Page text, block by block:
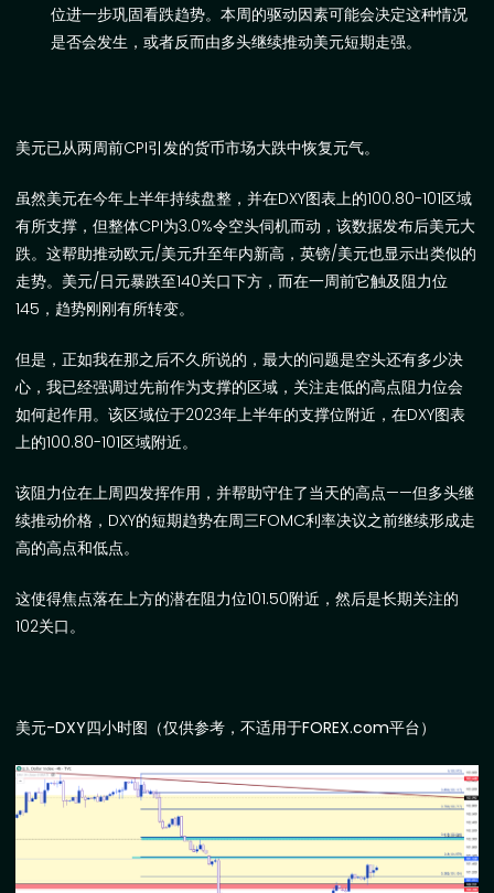
位进一步巩固看跌趋势。本周的驱动因素可能会决定这种情况
是否会发生，或者反而由多头继续推动美元短期走强。
美元已从两周前CPI引发的货币市场大跌中恢复元气。
虽然美元在今年上半年持续盘整，并在DXY图表上的100.80-101区域
有所支撑，但整体CPI为3.0%令空头伺机而动，该数据发布后美元大
跌。这帮助推动欧元/美元升至年内新高 ，英镑/美元也显示出类似的
走势。 美元/日元暴跌至140关口下方，而在一周前它触及阻力位
145 ，趋势刚刚有所转变。
但是 ，正如我在那之后不久所说的 ，最大的问题是空头还有多少决
心，我已经强调过先前作为支撑的区域，关注走低的高点阻力位会
如何起作用。该区域位于2023年上半年的支撑位附近，在DXY图表
上的100.80-101区域附近。
该阻力位在上周四发挥作用，并帮助守住了当天的高点——但多头继
续推动价格， DXY的短期趋势在周三FOMC利率决议之前继续形成走
高的高点和低点。
这使得焦点落在上方的潜在阻力位101.50附近，然后是长期关注的
102关口。
美元-DXY四小时图（仅供参考，不适用于FOREX.com平台）